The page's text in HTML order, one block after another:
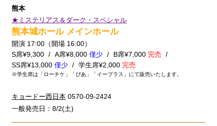
熊本
★ミステリアス＆ダーク・スペシャル
熊本城ホール メインホール
開演 17:00（開場 16:00）
S席¥9,300
A席¥8,000 僅少 B席¥7,000 完売
SS席¥13,000 僅少 学生席¥2,000 完売
※学生席は「ローチケ」「ぴあ」「イープラス」にて販売いたします。
キョードー西日本 0570-09-2424
一般発売日：8/2(土)